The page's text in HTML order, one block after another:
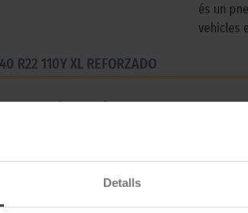
Detalls
és un
vehicles
R22 110Y XL REFORZADO
a cotxes tipus turisme.
Goodyear